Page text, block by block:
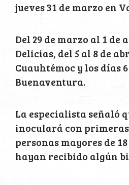
jueves 31 de marzo en
Del 29 de marzo al 1 de
Delicias, del 5 al 8 de
Cuauhtémoc y los días
Buenaventura.
La especialista señaló
inoculará con primeras
personas mayores de
hayan recibido algún